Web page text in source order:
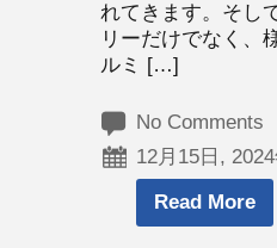
れてきます。そし
リーだけでなく、
ルミ […]
No Comments
12月15日,
Read More